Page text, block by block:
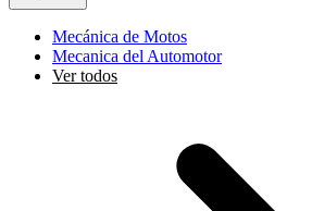
Mecánica de Motos
Mecanica del Automotor
Ver todos